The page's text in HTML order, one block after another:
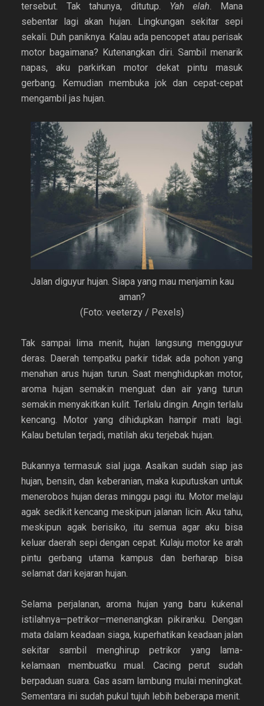
tersebut. Tak tahunya, ditutup. Yah elah. Mana
sebentar lagi akan hujan. Lingkungan sekitar sepi
sekali. Duh paniknya. Kalau ada pencopet atau perisak
motor bagaimana? Kutenangkan diri. Sambil menarik
napas, aku parkirkan motor dekat pintu masuk
gerbang. Kemudian membuka jok dan cepat-cepat
mengambil jas hujan.
Jalan diguyur hujan. Siapa yang mau menjamin kau
aman?
(Foto: veeterzy / Pexels)
Tak sampai lima menit, hujan langsung mengguyur
deras. Daerah tempatku parkir tidak ada pohon yang
menahan arus hujan turun. Saat menghidupkan motor,
aroma hujan semakin menguat dan air yang turun
semakin menyakitkan kulit. Terlalu dingin. Angin terlalu
kencang. Motor yang dihidupkan hampir mati lagi.
Kalau betulan terjadi, matilah aku terjebak hujan.
Bukannya termasuk sial juga. Asalkan sudah siap jas
hujan, bensin, dan keberanian, maka kuputuskan untuk
menerobos hujan deras minggu pagi itu. Motor melaju
agak sedikit kencang meskipun jalanan licin. Aku tahu,
meskipun agak berisiko, itu semua agar aku bisa
keluar daerah sepi dengan cepat. Kulaju motor ke arah
pintu gerbang utama kampus dan berharap bisa
selamat dari kejaran hujan.
Selama perjalanan, aroma hujan yang baru kukenal
istilahnya—petrikor—menenangkan pikiranku. Dengan
mata dalam keadaan siaga, kuperhatikan keadaan jalan
sekitar sambil menghirup petrikor yang lama-
kelamaan membuatku mual. Cacing perut sudah
berpaduan suara. Gas asam lambung mulai meningkat.
Sementara ini sudah pukul tujuh lebih beberapa menit.